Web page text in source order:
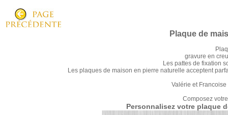
Plaque de
gravure en
Les pattes de fixation
Les plaques de maison en pierre naturelle acceptent
Valérie et
Composez
Personnalisez votre plaque